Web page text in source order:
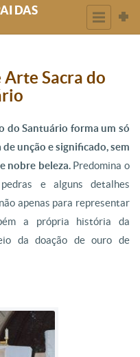
DAS
Sacra do
do Santuário forma um só
unção e significado, sem
nobre beleza.Predomina o
e alguns detalhes
apenas para representar
a própria história da
da doação de ouro de